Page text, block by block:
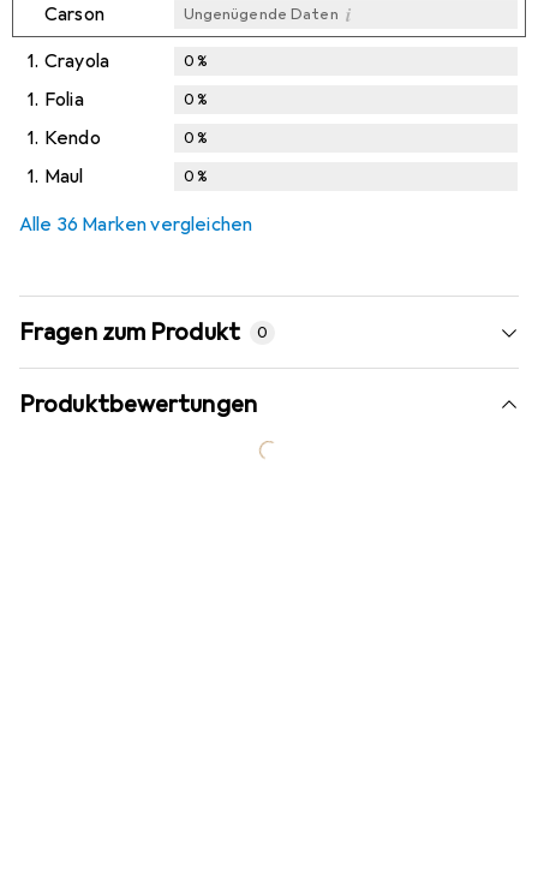
Carson Ungenügende Daten i
1. Crayola 0%
1. Folia 0%
1. Kendo 0%
1. Maul 0%
Alle 36 Marken vergleichen
Fragen zum Produkt 0
Produktbewertungen